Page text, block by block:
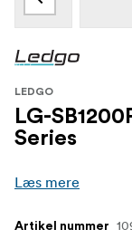
LEDGO
LG-
Series
Læs mere
Artikel nummer